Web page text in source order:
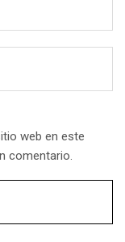
web en este
comentario.